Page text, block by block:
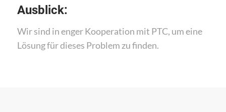
Ausblick:
Wir sind in enger Kooperation mit PTC, um eine
Lösung für dieses Problem zu finden.